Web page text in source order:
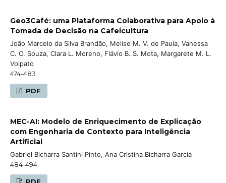
Geo3Café: uma Plataforma Colaborativa para Apoio à
Tomada de Decisão na Cafeicultura
João Marcelo da Silva Brandão, Melise M. V. de Paula, Vanessa
C. O. Souza, Clara L. Moreno, Flávio B. S. Mota, Margarete M. L.
Volpato
474-483
PDF
MEC-AI: Modelo de Enriquecimento de Explicação
com Engenharia de Contexto para Inteligência
Artificial
Gabriel Bicharra Santini Pinto, Ana Cristina Bicharra Garcia
484-494
PDF